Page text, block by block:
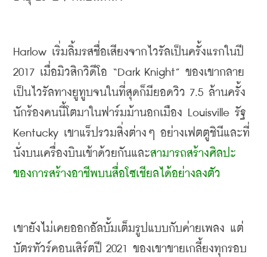
Harlow เริ่มลิ้มรสชื่อเสียงจากไวรัลเป็นครั้งแรกในปี
2017 เมื่อมิวสิกวิดีโอ “Dark Knight” ของเขากลาย
เป็นไวรัลทางยูทูบจนในที่สุดก็มียอดวิว 7.5 ล้านครั้ง
นักร้องคนนี้โตมาในฟาร์มม้านอกเมือง Louisville รัฐ
Kentucky เขาแร็ปรวมสิ่งต่างๆ อย่างเฟตตูชินีและที่
นั่งบนเครื่องบินเข้าด้วยกันและสามารถสร้างศิลปะ
ของการสร้างอาชีพบนสื่อโซเชียลได้อย่างลงตัว
เขายังไม่เคยออกอัลบั้มเต็มรูปแบบกับค่ายเพลง แต่
บัตรทัวร์คอนเสิร์ตปี 2021 ของเขาขายเกลี้ยงทุกรอบ